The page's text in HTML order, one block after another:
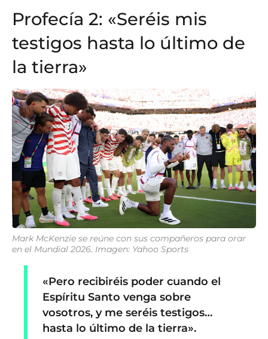
Profecía 2: «Seréis mis
testigos hasta lo último de
la tierra»
Mark McKenzie se reúne con sus compañeros para orar
en el Mundial 2026. Imagen: Yahoo Sports
«Pero recibiréis poder cuando el
Espíritu Santo venga sobre
vosotros, y me seréis testigos…
hasta lo último de la tierra».